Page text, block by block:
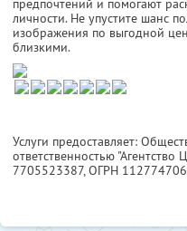
предпочтений и помогают
личности. Не упустите шанс
изображения по выгодной
близкими.
Услуги предоставляет:
ответственностью
7705523387, ОГРН